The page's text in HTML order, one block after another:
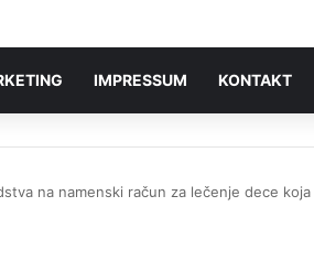
IMPRESSUM KONTAKT
na namenski račun za lečenje dece koja